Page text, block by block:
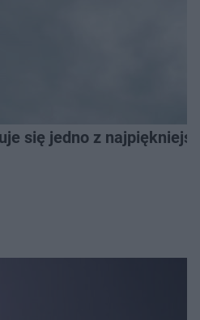
się jedno z